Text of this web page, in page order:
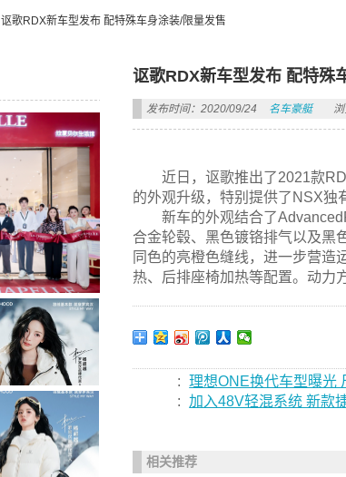
讴歌RDX新车型发布 配特殊车身涂装/限量发售
讴歌RDX新车型发布 配特殊
发布时间：2020/09/24 名车豪艇
近日，讴歌推出了2021款
的外观升级，特别提供了NSX独
新车的外观结合了
合金轮毂、黑色镀铬排气以及黑
同色的亮橙色缝线，进一步营造
热、后排座椅加热等配置。动力
:
理想ONE换代车型曝光
:
加入48V轻混系统 新款
相关推荐